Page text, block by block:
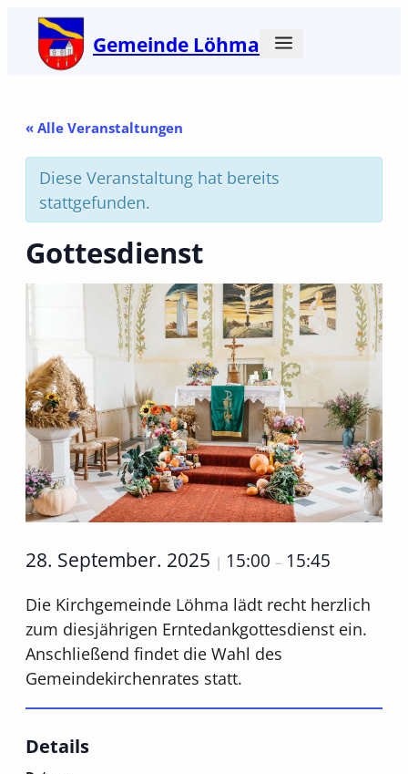
Gemeinde Löhma
« Alle Veranstaltungen
Diese Veranstaltung hat bereits
stattgefunden.
Gottesdienst
28. September. 2025 | 15:00 – 15:45
Die Kirchgemeinde Löhma lädt recht herzlich
zum diesjährigen Erntedankgottesdienst ein.
Anschließend findet die Wahl des
Gemeindekirchenrates statt.
Details